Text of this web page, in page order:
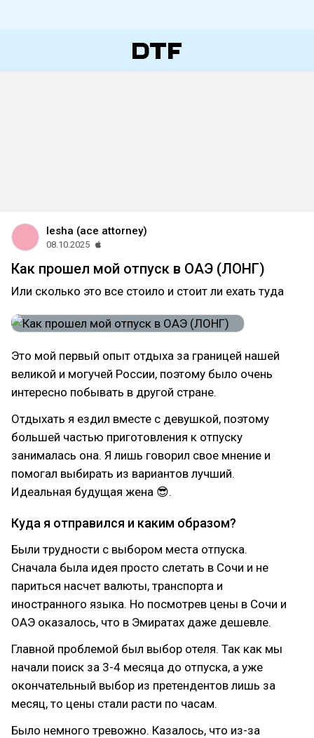
lesha (ace attorney)
08.10.2025
Как прошел мой отпуск в ОАЭ (ЛОНГ)
Или сколько это все стоило и стоит ли ехать туда
Это мой первый опыт отдыха за границей нашей
великой и могучей России, поэтому было очень
интересно побывать в другой стране.
Отдыхать я ездил вместе с девушкой, поэтому
большей частью приготовления к отпуску
занималась она. Я лишь говорил свое мнение и
помогал выбирать из вариантов лучший.
Идеальная будущая жена 😎.
Куда я отправился и каким образом?
Были трудности с выбором места отпуска.
Сначала была идея просто слетать в Сочи и не
париться насчет валюты, транспорта и
иностранного языка. Но посмотрев цены в Сочи и
ОАЭ оказалось, что в Эмиратах даже дешевле.
Главной проблемой был выбор отеля. Так как мы
начали поиск за 3-4 месяца до отпуска, а уже
окончательный выбор из претендентов лишь за
месяц, то цены стали расти по часам.
Было немного тревожно. Казалось, что из-за